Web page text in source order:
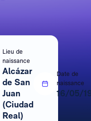
Lieu de
naissance
Alcázar
de San
Juan
(Ciudad
Real)
Date de
naissance
16/05/